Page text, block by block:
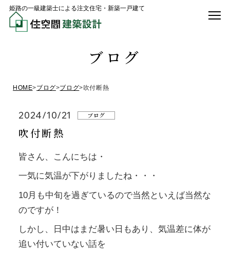
姫路の一級建築士による注文住宅・新築一戸建て
ブログ
HOME>ブログ>ブログ>吹付断熱
2024/10/21 ブログ
吹付断熱
皆さん、こんにちは・
一気に気温が下がりましたね・・・
10月も中旬を過ぎているので当然といえば当然な
のですが！
しかし、日中はまだ暑い日もあり、気温差に体が
追い付いていない話を